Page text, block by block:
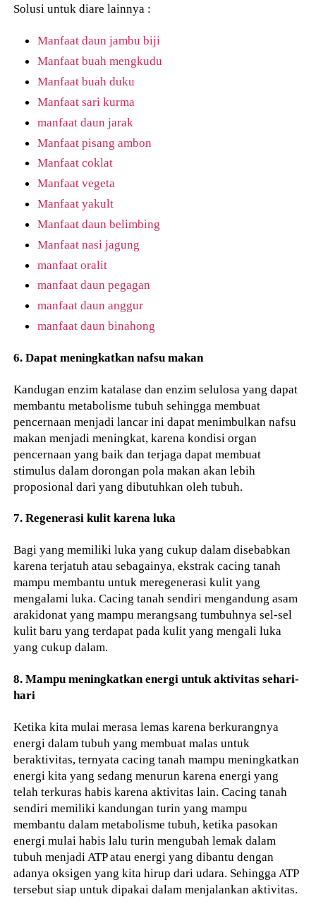
Solusi untuk diare lainnya :
Manfaat daun jambu biji
Manfaat buah mengkudu
Manfaat buah duku
Manfaat sari kurma
manfaat daun jarak
Manfaat pisang ambon
Manfaat coklat
Manfaat vegeta
Manfaat yakult
Manfaat daun belimbing
Manfaat nasi jagung
manfaat oralit
manfaat daun pegagan
manfaat daun anggur
manfaat daun binahong
6. Dapat meningkatkan nafsu makan
Kandugan enzim katalase dan enzim selulosa yang dapat
membantu metabolisme tubuh sehingga membuat
pencernaan menjadi lancar ini dapat menimbulkan nafsu
makan menjadi meningkat, karena kondisi organ
pencernaan yang baik dan terjaga dapat membuat
stimulus dalam dorongan pola makan akan lebih
proposional dari yang dibutuhkan oleh tubuh.
7. Regenerasi kulit karena luka
Bagi yang memiliki luka yang cukup dalam disebabkan
karena terjatuh atau sebagainya, ekstrak cacing tanah
mampu membantu untuk meregenerasi kulit yang
mengalami luka. Cacing tanah sendiri mengandung asam
arakidonat yang mampu merangsang tumbuhnya sel-sel
kulit baru yang terdapat pada kulit yang mengali luka
yang cukup dalam.
8. Mampu meningkatkan energi untuk aktivitas sehari-
hari
Ketika kita mulai merasa lemas karena berkurangnya
energi dalam tubuh yang membuat malas untuk
beraktivitas, ternyata cacing tanah mampu meningkatkan
energi kita yang sedang menurun karena energi yang
telah terkuras habis karena aktivitas lain. Cacing tanah
sendiri memiliki kandungan turin yang mampu
membantu dalam metabolisme tubuh, ketika pasokan
energi mulai habis lalu turin mengubah lemak dalam
tubuh menjadi ATP atau energi yang dibantu dengan
adanya oksigen yang kita hirup dari udara. Sehingga ATP
tersebut siap untuk dipakai dalam menjalankan aktivitas.